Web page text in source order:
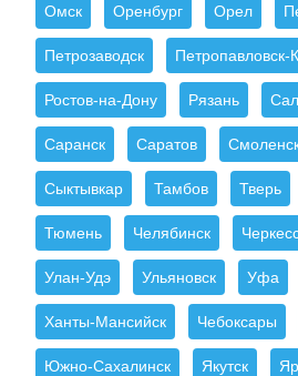
Омск Оренбург Орел
Петрозаводск Петропавловск-
Ростов-на-Дону Рязань
Саранск Саратов
Сыктывкар Тамбов Тверь
Тюмень Челябинск
Улан-Удэ Ульяновск Уфа
Ханты-Мансийск Чебоксары
Южно-Сахалинск Якутск